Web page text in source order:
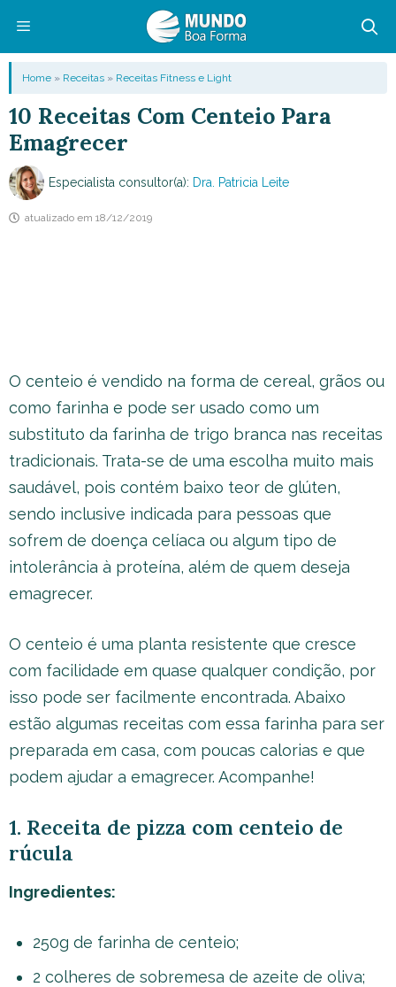
conteúdo
Menu
Home » Receitas » Receitas Fitness e Light
10 Receitas Com Centeio Para
Emagrecer
Especialista consultor(a): Dra. Patricia Leite
atualizado em 18/12/2019
O centeio é vendido na forma de cereal, grãos ou
como farinha e pode ser usado como um
substituto da farinha de trigo branca nas receitas
tradicionais. Trata-se de uma escolha muito mais
saudável, pois contém baixo teor de glúten,
sendo inclusive indicada para pessoas que
sofrem de doença celíaca ou algum tipo de
intolerância à proteína, além de quem deseja
emagrecer.
O centeio é uma planta resistente que cresce
com facilidade em quase qualquer condição, por
isso pode ser facilmente encontrada. Abaixo
estão algumas receitas com essa farinha para ser
preparada em casa, com poucas calorias e que
podem ajudar a emagrecer. Acompanhe!
1. Receita de pizza com centeio de
rúcula
Ingredientes:
250g de farinha de centeio;
2 colheres de sobremesa de azeite de oliva;